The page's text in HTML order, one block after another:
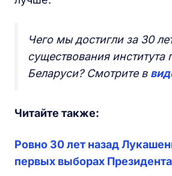
Чего мы достигли за 30
существования института
Беларуси? Смотрите в
Читайте также:
Ровно 30 лет назад
первых выборах Президента